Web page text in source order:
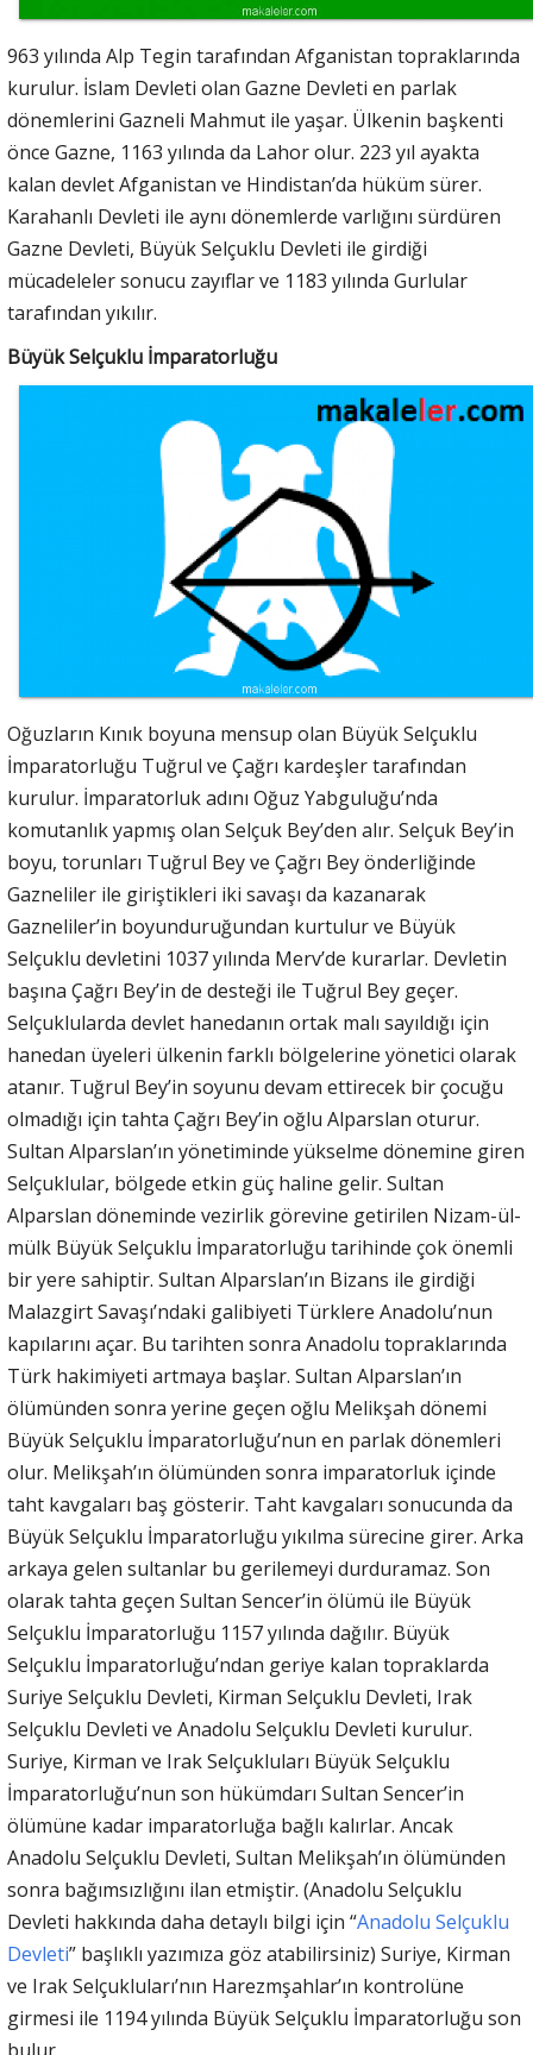
963 yılında Alp Tegin tarafından Afganistan topraklarında
kurulur. İslam Devleti olan Gazne Devleti en parlak
dönemlerini Gazneli Mahmut ile yaşar. Ülkenin başkenti
önce Gazne, 1163 yılında da Lahor olur. 223 yıl ayakta
kalan devlet Afganistan ve Hindistan’da hüküm sürer.
Karahanlı Devleti ile aynı dönemlerde varlığını sürdüren
Gazne Devleti, Büyük Selçuklu Devleti ile girdiği
mücadeleler sonucu zayıflar ve 1183 yılında Gurlular
tarafından yıkılır.
Büyük Selçuklu İmparatorluğu
Oğuzların Kınık boyuna mensup olan Büyük Selçuklu
İmparatorluğu Tuğrul ve Çağrı kardeşler tarafından
kurulur. İmparatorluk adını Oğuz Yabguluğu’nda
komutanlık yapmış olan Selçuk Bey’den alır. Selçuk Bey’in
boyu, torunları Tuğrul Bey ve Çağrı Bey önderliğinde
Gazneliler ile giriştikleri iki savaşı da kazanarak
Gazneliler’in boyunduruğundan kurtulur ve Büyük
Selçuklu devletini 1037 yılında Merv’de kurarlar. Devletin
başına Çağrı Bey’in de desteği ile Tuğrul Bey geçer.
Selçuklularda devlet hanedanın ortak malı sayıldığı için
hanedan üyeleri ülkenin farklı bölgelerine yönetici olarak
atanır. Tuğrul Bey’in soyunu devam ettirecek bir çocuğu
olmadığı için tahta Çağrı Bey’in oğlu Alparslan oturur.
Sultan Alparslan’ın yönetiminde yükselme dönemine giren
Selçuklular, bölgede etkin güç haline gelir. Sultan
Alparslan döneminde vezirlik görevine getirilen Nizam-ül-
mülk Büyük Selçuklu İmparatorluğu tarihinde çok önemli
bir yere sahiptir. Sultan Alparslan’ın Bizans ile girdiği
Malazgirt Savaşı’ndaki galibiyeti Türklere Anadolu’nun
kapılarını açar. Bu tarihten sonra Anadolu topraklarında
Türk hakimiyeti artmaya başlar. Sultan Alparslan’ın
ölümünden sonra yerine geçen oğlu Melikşah dönemi
Büyük Selçuklu İmparatorluğu’nun en parlak dönemleri
olur. Melikşah’ın ölümünden sonra imparatorluk içinde
taht kavgaları baş gösterir. Taht kavgaları sonucunda da
Büyük Selçuklu İmparatorluğu yıkılma sürecine girer. Arka
arkaya gelen sultanlar bu gerilemeyi durduramaz. Son
olarak tahta geçen Sultan Sencer’in ölümü ile Büyük
Selçuklu İmparatorluğu 1157 yılında dağılır. Büyük
Selçuklu İmparatorluğu’ndan geriye kalan topraklarda
Suriye Selçuklu Devleti, Kirman Selçuklu Devleti, Irak
Selçuklu Devleti ve Anadolu Selçuklu Devleti kurulur.
Suriye, Kirman ve Irak Selçukluları Büyük Selçuklu
İmparatorluğu’nun son hükümdarı Sultan Sencer’in
ölümüne kadar imparatorluğa bağlı kalırlar. Ancak
Anadolu Selçuklu Devleti, Sultan Melikşah’ın ölümünden
sonra bağımsızlığını ilan etmiştir. (Anadolu Selçuklu
Devleti hakkında daha detaylı bilgi için “Anadolu Selçuklu
Devleti” başlıklı yazımıza göz atabilirsiniz) Suriye, Kirman
ve Irak Selçukluları’nın Harezmşahlar’ın kontrolüne
girmesi ile 1194 yılında Büyük Selçuklu İmparatorluğu son